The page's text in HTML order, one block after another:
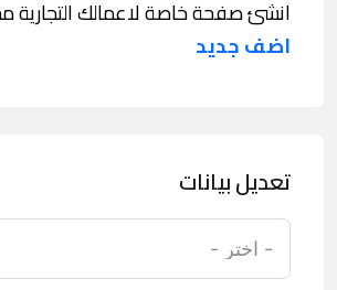
انشئ صفحة خاصة لاعمالك التجارية
اضف جديد
تعديل بيانات